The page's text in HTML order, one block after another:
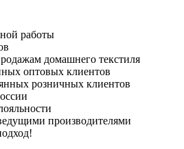
работы
домашнего текстиля
оптовых клиентов
розничных клиентов
производителями